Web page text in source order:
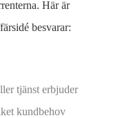
Här är
besvarar:
tjänst erbjuder
kundbehov